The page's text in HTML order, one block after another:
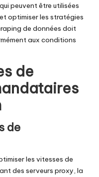
peuvent être utilisées
optimiser les stratégies
de données doit
aux conditions
de
de
les vitesses de
des serveurs proxy, la